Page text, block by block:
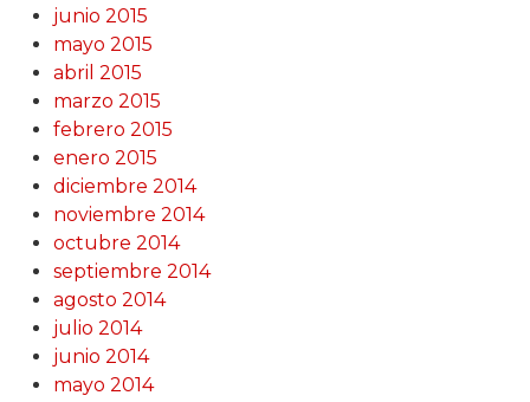
junio 2015
mayo 2015
abril 2015
marzo 2015
febrero 2015
enero 2015
diciembre 2014
noviembre 2014
octubre 2014
septiembre 2014
agosto 2014
julio 2014
junio 2014
mayo 2014